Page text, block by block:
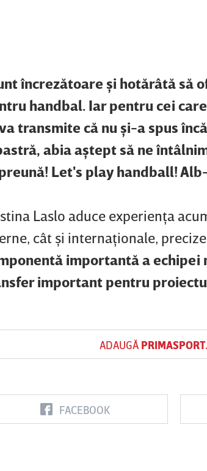
încrezătoare şi hotărâtă să
handbal. Iar pentru cei
transmite că nu şi-a spus
abia aştept să ne
Let's play handball!
Laslo aduce experienţa
cât şi internaţionale,
importantă a echipei
important pentru
ADAUGĂ
FACEBOOK